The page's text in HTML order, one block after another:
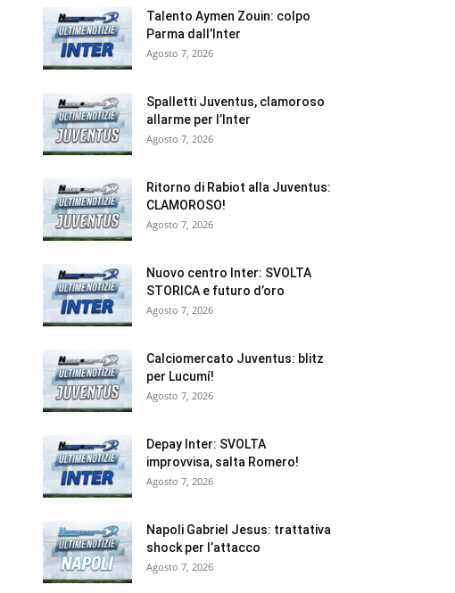
Talento Aymen Zouin: colpo
Parma dall’Inter
Agosto 7, 2026
Spalletti Juventus, clamoroso
allarme per l’Inter
Agosto 7, 2026
Ritorno di Rabiot alla Juventus:
CLAMOROSO!
Agosto 7, 2026
Nuovo centro Inter: SVOLTA
STORICA e futuro d’oro
Agosto 7, 2026
Calciomercato Juventus: blitz
per Lucumí!
Agosto 7, 2026
Depay Inter: SVOLTA
improvvisa, salta Romero!
Agosto 7, 2026
Napoli Gabriel Jesus: trattativa
shock per l’attacco
Agosto 7, 2026